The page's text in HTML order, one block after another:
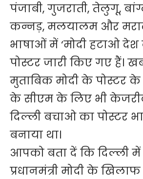
पंजाबी, गुजराती, तेलुगू,
कन्नड़, मलयालम और
भाषाओं में ‘मोदी हटाओ
पोस्टर जारी किए गए हैं।
मुताबिक मोदी के पोस्टर के
के सीएम के लिए भी
दिल्ली बचाओ का पोस्टर
बनाया था।
आपको बता दें कि दिल्ली
प्रधानमंत्री मोदी के